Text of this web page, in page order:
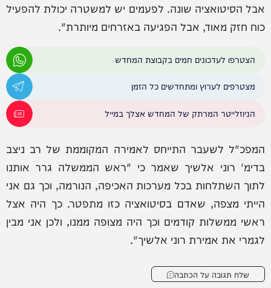
אבל הסיטואציה שונה. לפעמים יש למשטרה יכולת להפעיל
כוח חזק מאוד, אבל הפגיעה באזרחים מיותרת".
הצטרפו לעדכונים חמים בקבוצת המחדש
מצטרפים לערוץ ומתחדשים כל הזמן
הניוזלייטר המרתק של המחדש אצלך במייל
המפכ"ל לשעבר התייחס לאמירה המקוממת של רב ניצב
בדימ' רוני אלשיך שאמר כי "ראש הממשלה גרר אותנו
לתוך השתלחות בכל מערכות האכיפה, הנורמה, וכך גם אני
הייתי מצפה, שאדם בסיטואציה כזו מתפטר. כך היה אצל
ראשי ממשלות קודמים וכך היה מצופה ממנו, ולכן אני מבין
לגמרי את אמירת רוני אלשיך".
שלח תגובה על הכתבה